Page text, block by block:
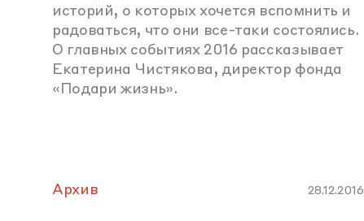
историй, о которых хочется вспомнить и
радоваться, что они все-таки состоялись.
О главных событиях 2016 рассказывает
Екатерина Чистякова, директор фонда
«Подари жизнь».
Архив 28.12.2016